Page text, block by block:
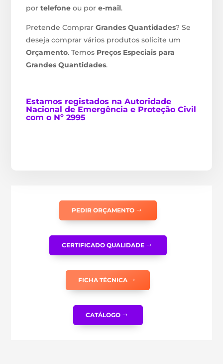
portelefone ou pore-mail.
Pretende ComprarGrandes Quantidades? Se
deseja comprar vários produtos solicite um
Orçamento. Temos Preços Especiais para
Grandes Quantidades.
Estamos registados na Autoridade
Nacional de Emergência e Proteção Civil
com o Nº 2995
PEDIR ORÇAMENTO
CERTIFICADO QUALIDADE
FICHA TÉCNICA
CATÁLOGO